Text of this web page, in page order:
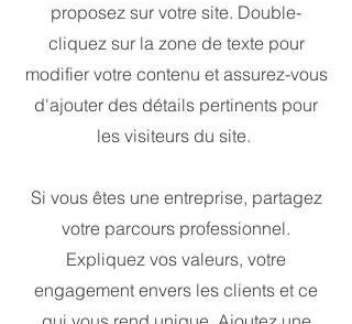
proposez sur votre site. Double-
cliquez sur la zone de texte pour
modifier votre contenu et assurez-vous
d'ajouter des détails pertinents pour
les visiteurs du site. ​
Si vous êtes une entreprise, partagez
votre parcours professionnel.
Expliquez vos valeurs, votre
engagement envers les clients et ce